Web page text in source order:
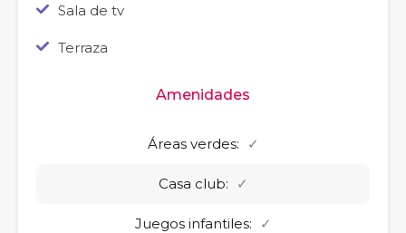
Sala de tv
Terraza
Amenidades
Áreas verdes: ✓
Casa club: ✓
Juegos infantiles: ✓